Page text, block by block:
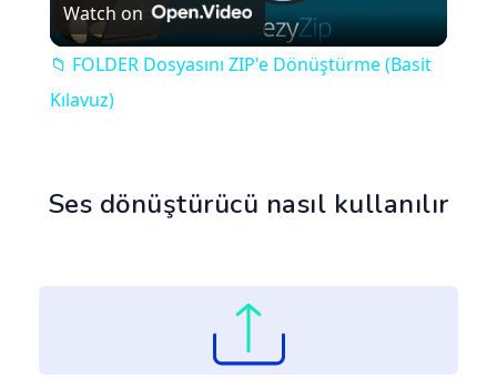
Video
Watch on
📁 FOLDER Dosyasını ZIP'e Dönüştürme (Basit
Kılavuz)
Ses dönüştürücü nasıl kullanılır